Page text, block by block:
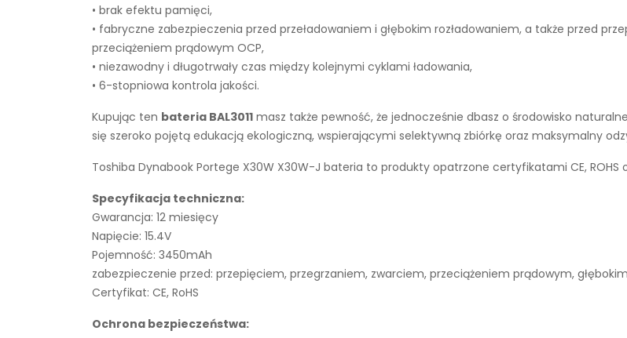
• brak efektu pamięci,
• fabryczne zabezpieczenia przed przeładowaniem i głębokim rozładowaniem, a także przed
przeciążeniem prądowym OCP,
• niezawodny i długotrwały czas między kolejnymi cyklami ładowania,
• 6-stopniowa kontrola jakości.
Kupując ten bateria BAL3011 masz także pewność, że jednocześnie dbasz o środowisko
się szeroko pojętą edukacją ekologiczną, wspierającymi selektywną zbiórkę oraz maksymalny
Toshiba Dynabook Portege X30W X30W-J bateria to produkty opatrzone certyfikatami CE, ROHS
Specyfikacja techniczna:
Gwarancja: 12 miesięcy
Napięcie: 15.4V
Pojemność: 3450mAh
zabezpieczenie przed: przepięciem, przegrzaniem, zwarciem, przeciążeniem prądowym,
Certyfikat: CE, RoHS
Ochrona bezpieczeństwa: